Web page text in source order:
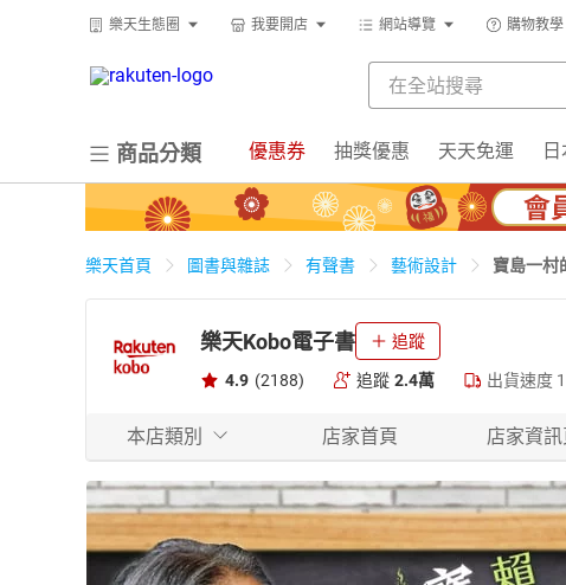
樂天生態圈 我要開店 網站導覽 購物教學
商品分類 優惠券 抽獎優惠 天天免運
樂天首頁 圖書與雜誌 有聲書 藝術設計 寶島一村
樂天Kobo電子書 追蹤
4.9 (2188) 追蹤 2.4萬 出貨速度
本店類別 店家首頁 店家資